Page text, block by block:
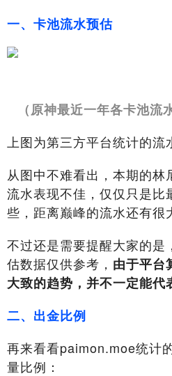
一、卡池流水预估
（原神最近一年各卡池流
上图为第三方平台统计的流
从图中不难看出，本期的林
流水表现不佳，仅仅只是比
些，距离巅峰的流水还有很
不过还是需要提醒大家的是
估数据仅供参考， 由于平台
大致的趋势，并不一定能代
二、出金比例
再来看看paimon.moe统计
量比例：